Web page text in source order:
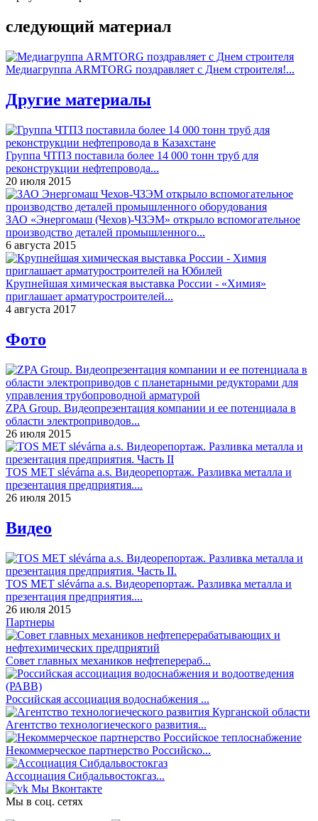
следующий материал
Медиагруппа ARMTORG поздравляет с Днем строителя!...
Другие материалы
Группа ЧТПЗ поставила более 14 000 тонн труб для
реконструкции нефтепровода...
20 июля 2015
ЗАО «Энергомаш (Чехов)-ЧЗЭМ» открыло вспомогательное
производство деталей промышленного...
6 августа 2015
Крупнейшая химическая выставка России - «Химия»
приглашает арматуростроителей...
4 августа 2017
Фото
ZPA Group. Видеопрезентация компании и ее потенциала в
области электроприводов...
26 июля 2015
TOS MET slévárna a.s. Видеорепортаж. Разливка металла и
презентация предприятия....
26 июля 2015
Видео
TOS MET slévárna a.s. Видеорепортаж. Разливка металла и
презентация предприятия....
26 июля 2015
Партнеры
Совет главных механиков нефтеперераб...
Российская ассоциация водоснабжения ...
Агентство технологиеческого развития...
Некоммерческое партнерство Российско...
Ассоциация Сибдальвостокгаз...
Мы Вконтакте
Мы в соц. сетях